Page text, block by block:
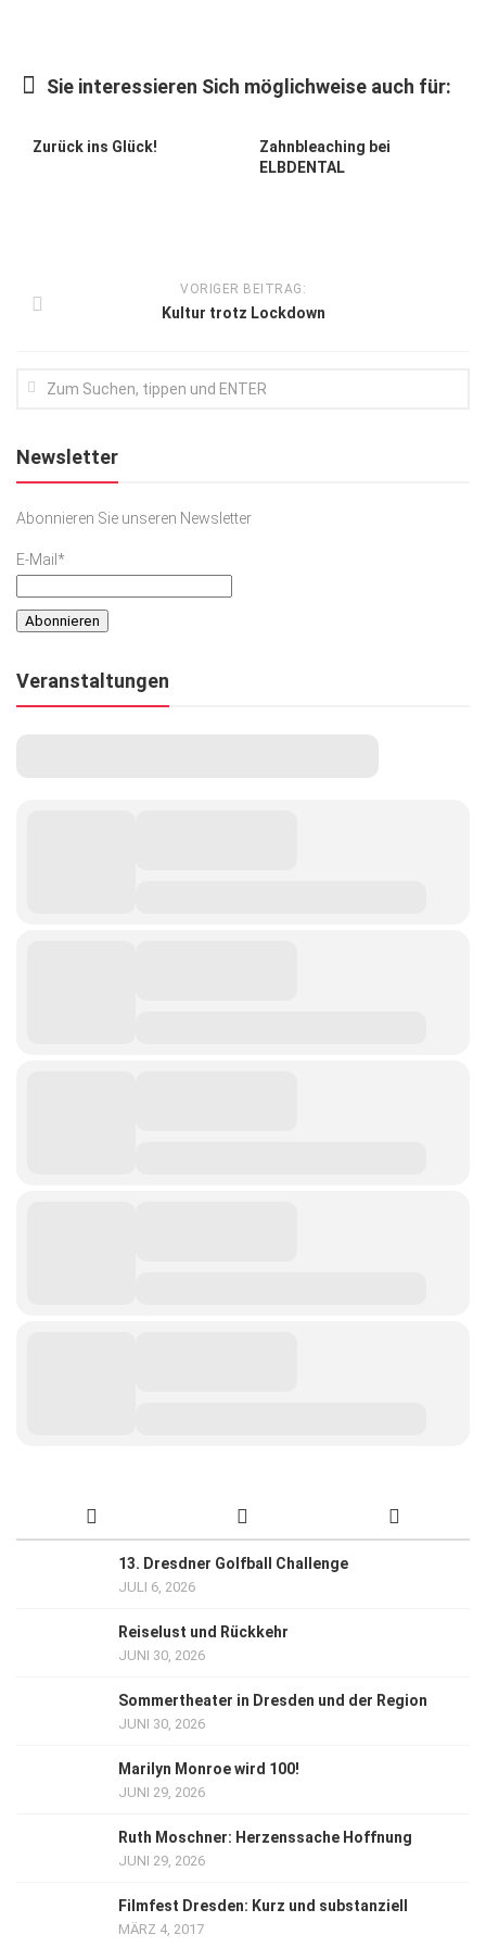
Lifestyle
Podcast
Sie interessieren Sich möglichweise auch für:
Zurück ins Glück!
Zahnbleaching bei
ELBDENTAL
VORIGER BEITRAG:
Kultur trotz Lockdown
Newsletter
Abonnieren Sie unseren Newsletter
E-Mail*
Veranstaltungen
13. Dresdner Golfball Challenge
JULI 6, 2026
Reiselust und Rückkehr
JUNI 30, 2026
Sommertheater in Dresden und der Region
JUNI 30, 2026
Marilyn Monroe wird 100!
JUNI 29, 2026
Ruth Moschner: Herzenssache Hoffnung
JUNI 29, 2026
Filmfest Dresden: Kurz und substanziell
MÄRZ 4, 2017